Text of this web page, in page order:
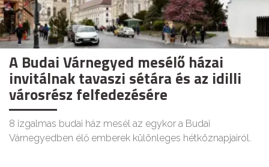
A Budai Várnegyed mesélő házai
invitálnak tavaszi sétára és az idilli
városrész felfedezésére
8 izgalmas budai ház mesél az egykor a Budai
Várnegyedben élő emberek különleges hétköznapjairól.